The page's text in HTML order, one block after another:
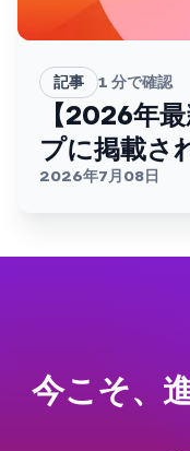
記事 1 分で確認
【2026年
プに掲載さ
2026年7月08日
今こそ、